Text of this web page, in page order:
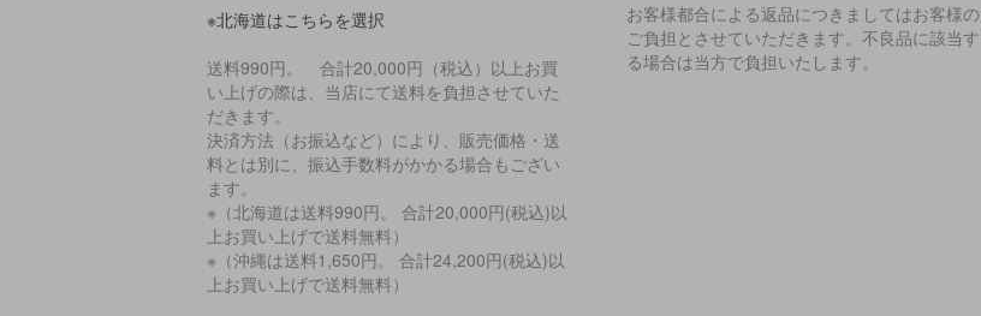
※北海道はこちらを選択
送料990円。 合計20,000円（税込）以上お買
い上げの際は、当店にて送料を負担させていた
だきます。
決済方法（お振込など）により、販売価格・送
料とは別に、振込手数料がかかる場合もござい
ます。
※（北海道は送料990円。 合計20,000円(税込)以
上お買い上げで送料無料）
※（沖縄は送料1,650円。 合計24,200円(税込)以
上お買い上げで送料無料）
お客様都合による返品につきましてはお客様の
ご負担とさせていただきます。不良品に該当す
る場合は当方で負担いたします。